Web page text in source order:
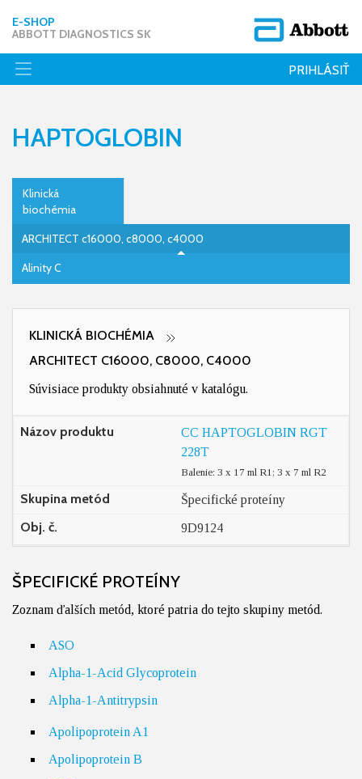
E-SHOP
ABBOTT DIAGNOSTICS SK
PRIHLÁSIŤ
HAPTOGLOBIN
Klinická
biochémia
ARCHITECT c16000, c8000, c4000
Alinity C
KLINICKÁ BIOCHÉMIA
ARCHITECT C16000, C8000, C4000
Súvisiace produkty obsiahnuté v katalógu.
Názov produktu
CC HAPTOGLOBIN RGT
228T
Balenie: 3 x 17 ml R1; 3 x 7 ml R2
Skupina metód Špecifické proteíny
Obj. č. 9D9124
ŠPECIFICKÉ PROTEÍNY
Zoznam ďalších metód, ktoré patria do tejto skupiny metód.
ASO
Alpha-1-Acid Glycoprotein
Alpha-1-Antitrypsin
Apolipoprotein A1
Apolipoprotein B